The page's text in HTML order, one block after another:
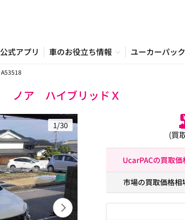
公式アプリ 車のお役立ち情報 ユーカーパッ
A53518
ノア ハイブリッドＸ
1/30
(買
UcarPACの買取価
市場の買取価格相